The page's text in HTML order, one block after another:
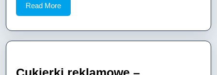
relacji
z
Read MoreRead
More